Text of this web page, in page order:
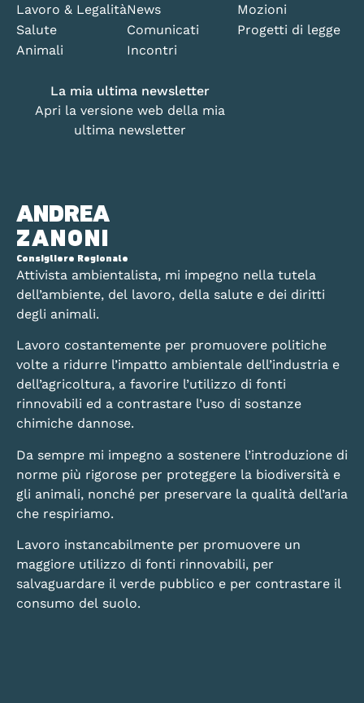
ANDREA
ZANONI
Consigliere Regionale
Attivista ambientalista, mi impegno nella tutela
dell’ambiente, del lavoro, della salute e dei diritti
degli animali.
Lavoro costantemente per promuovere politiche
volte a ridurre l’impatto ambientale dell’industria e
dell’agricoltura, a favorire l’utilizzo di fonti
rinnovabili ed a contrastare l’uso di sostanze
chimiche dannose.
Da sempre mi impegno a sostenere l’introduzione di
norme più rigorose per proteggere la biodiversità e
gli animali, nonché per preservare la qualità dell’aria
che respiriamo.
Lavoro instancabilmente per promuovere un
maggiore utilizzo di fonti rinnovabili, per
salvaguardare il verde pubblico e per contrastare il
consumo del suolo.
Lavoro & Legalità
Salute
Animali
News
Comunicati
Incontri
Mozioni
Progetti di legge
La mia ultima newsletter
Apri la versione web della mia
ultima newsletter